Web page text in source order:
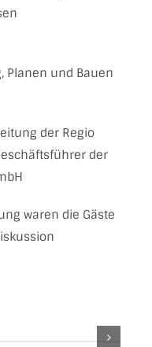
Planen und Bauen
der Regio
der
waren die Gäste